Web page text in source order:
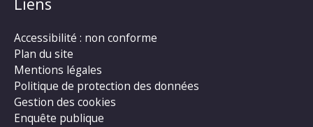
Accessibilité : non conforme
Plan du site
Mentions légales
Politique de protection des données
Gestion des cookies
Enquête publique